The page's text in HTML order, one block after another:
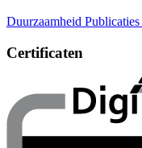
Duurzaamheid Publicaties
Certificaten